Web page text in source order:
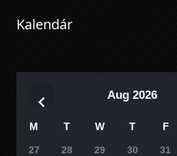
Kalendár
Aug 2026
M T W T F
27 28 29 30 31